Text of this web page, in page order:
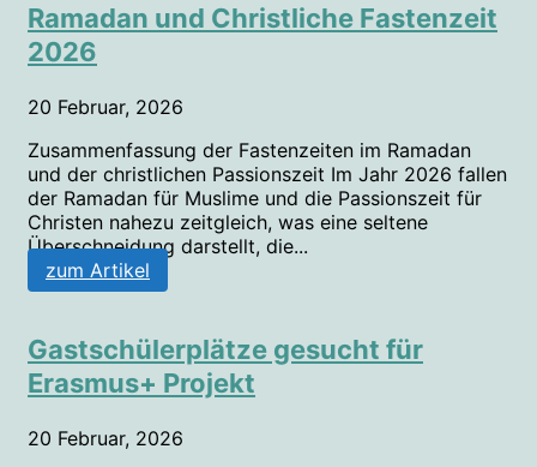
Ramadan und Christliche Fastenzeit
2026
20 Februar, 2026
Zusammenfassung der Fastenzeiten im Ramadan
und der christlichen Passionszeit Im Jahr 2026 fallen
der Ramadan für Muslime und die Passionszeit für
Christen nahezu zeitgleich, was eine seltene
Überschneidung darstellt, die...
zum Artikel
Gastschülerplätze gesucht für
Erasmus+ Projekt
20 Februar, 2026